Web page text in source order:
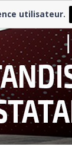
utilisateur.